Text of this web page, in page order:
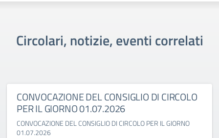
Circolari, notizie, eventi correlati
CONVOCAZIONE DEL CONSIGLIO DI CIRCOLO
PER IL GIORNO 01.07.2026
CONVOCAZIONE DEL CONSIGLIO DI CIRCOLO PER IL GIORNO
01.07.2026